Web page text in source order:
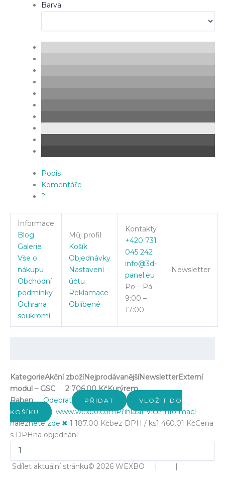
Barva
Popis
Komentáře
?
Informace
Blog
Galerie
Vše o
nákupu
Obchodní
podmínky
Ochrana
soukromí
Můj profil
Košík
Objednávky
Nastavení
účtu
Reklamace
Oblíbené
Kontakty
+420 731
045 242
info@3d-
panel.eu
Po – Pá:
9:00 –
17:00
Newsletter
KategorieAkční zbožíNejprodávanějšíNewsletterExterní
modul – GSC
2 706.00 KčKurýrem
Raben
Odebrat PŘIDAT
VLOŽIT DO
KOŠÍKU
www.wexbo.comPřihlásit Více informací
naleznete zde.✖ 1 187.00 Kčbez DPH / ks1 460.01 KčCena
s DPHna objednání
Sdílet aktuální stránku© 2026 WEXBO | |